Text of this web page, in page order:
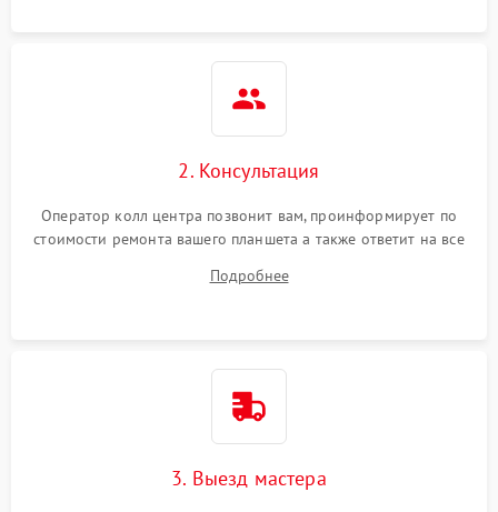
2. Консультация
Оператор колл центра позвонит вам, проинформирует по
стоимости ремонта вашего планшета а также ответит на все
Подробнее
3. Выезд мастера